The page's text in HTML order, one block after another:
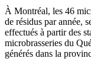
À Montréal, les 46
de résidus par année,
effectués à partir des
microbrasseries du
générés dans la